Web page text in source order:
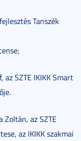
Tanszék
az SZTE IKIKK Smart
Zoltán, az SZTE
az IKIKK szakmai